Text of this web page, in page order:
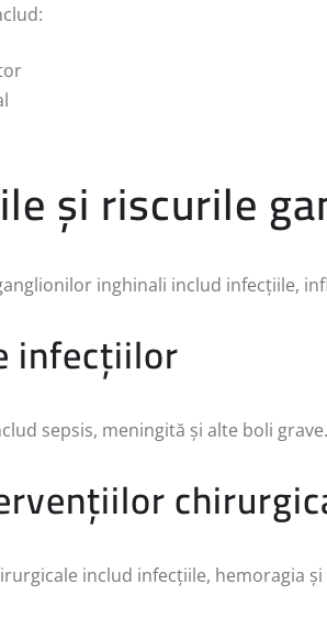
și riscurile
inghinali includ infecțiile,
infecțiilor
sepsis, meningită și alte boli grave.
includ infecțiile, hemoragia